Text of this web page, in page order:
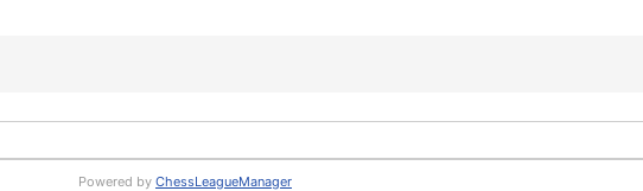
Powered by ChessLeagueManager